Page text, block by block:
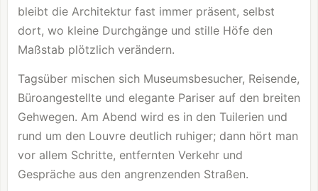
bleibt die Architektur fast immer präsent, selbst
dort, wo kleine Durchgänge und stille Höfe den
Maßstab plötzlich verändern.
Tagsüber mischen sich Museumsbesucher, Reisende,
Büroangestellte und elegante Pariser auf den breiten
Gehwegen. Am Abend wird es in den Tuilerien und
rund um den Louvre deutlich ruhiger; dann hört man
vor allem Schritte, entfernten Verkehr und
Gespräche aus den angrenzenden Straßen.